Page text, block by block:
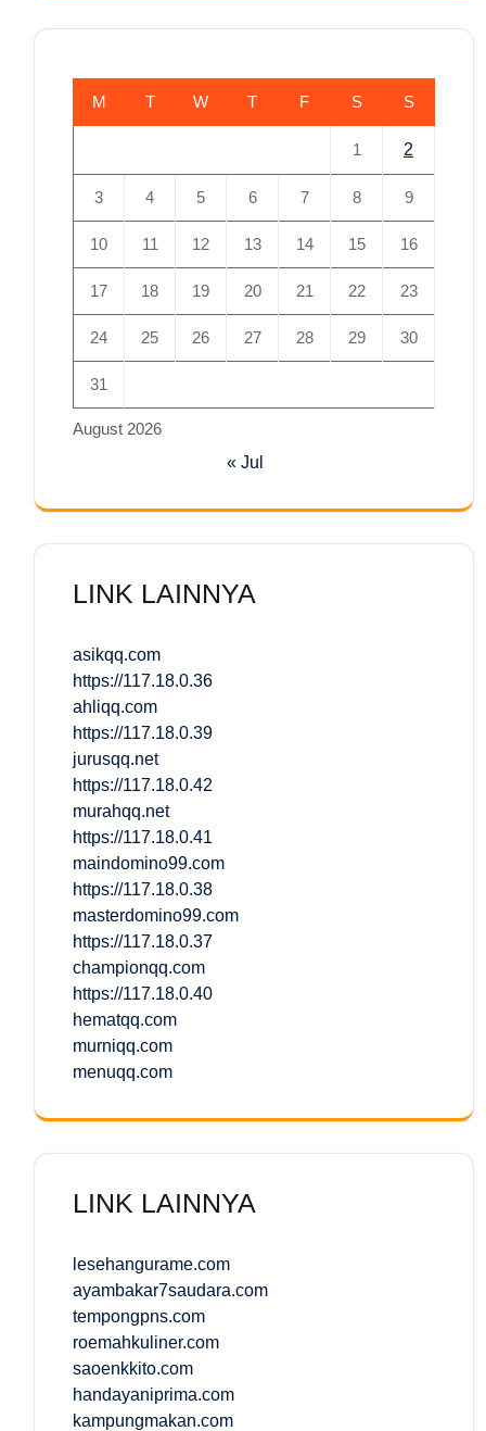
August 2026
M T W T F S S
1 2
3 4 5 6 7 8 9
10 11 12 13 14 15 16
17 18 19 20 21 22 23
24 25 26 27 28 29 30
31
« Jul
LINK LAINNYA
asikqq.com
https://117.18.0.36
ahliqq.com
https://117.18.0.39
jurusqq.net
https://117.18.0.42
murahqq.net
https://117.18.0.41
maindomino99.com
https://117.18.0.38
masterdomino99.com
https://117.18.0.37
championqq.com
https://117.18.0.40
hematqq.com
murniqq.com
menuqq.com
LINK LAINNYA
lesehangurame.com
ayambakar7saudara.com
tempongpns.com
roemahkuliner.com
saoenkkito.com
handayaniprima.com
kampungmakan.com